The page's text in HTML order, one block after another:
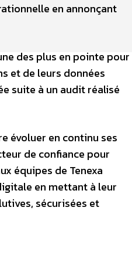
en annonçant
des plus en pointe pour
et de leurs données
suite à un audit réalisé
évoluer en continu ses
de confiance pour
équipes de Tenexa
en mettant à leur
sécurisées et